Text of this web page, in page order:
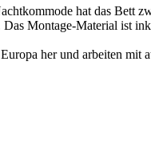
hat das Bett
Montage-Material ist
her und arbeiten mit